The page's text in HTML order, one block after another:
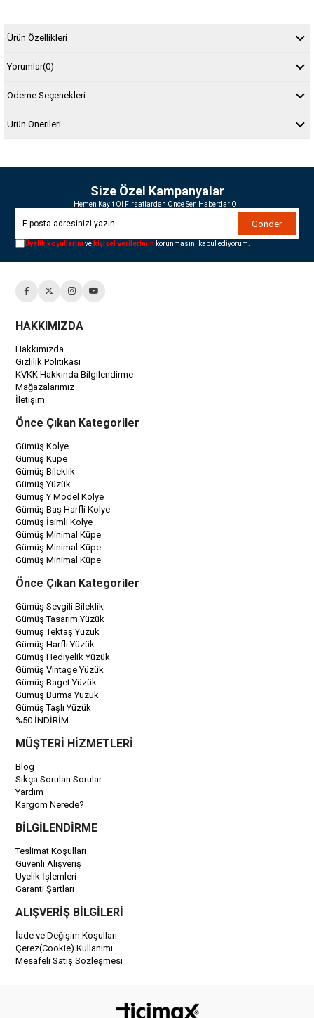
Ürün Özellikleri
Yorumlar(0)
Ödeme Seçenekleri
Ürün Önerileri
Size Özel Kampanyalar
Hemen Kayıt Ol Fırsatlardan Önce Sen Haberdar Ol!
Gönder
Üyelik koşullarınıve kişisel verilerimin korunmasını kabul ediyorum.
HAKKIMIZDA
Hakkımızda
Gizlilik Politikası
KVKK Hakkında Bilgilendirme
Mağazalarımız
İletişim
Önce Çıkan Kategoriler
Gümüş Kolye
Gümüş Küpe
Gümüş Bileklik
Gümüş Yüzük
Gümüş Y Model Kolye
Gümüş Baş Harfli Kolye
Gümüş İsimli Kolye
Gümüş Minimal Küpe
Gümüş Minimal Küpe
Gümüş Minimal Küpe
Önce Çıkan Kategoriler
Gümüş Sevgili Bileklik
Gümüş Tasarım Yüzük
Gümüş Tektaş Yüzük
Gümüş Harfli Yüzük
Gümüş Hediyelik Yüzük
Gümüş Vintage Yüzük
Gümüş Baget Yüzük
Gümüş Burma Yüzük
Gümüş Taşlı Yüzük
%50 İNDİRİM
MÜŞTERİ HİZMETLERİ
Blog
Sıkça Sorulan Sorular
Yardım
Kargom Nerede?
BİLGİLENDİRME
Teslimat Koşulları
Güvenli Alışveriş
Üyelik İşlemleri
Garanti Şartları
ALIŞVERİŞ BİLGİLERİ
İade ve Değişim Koşulları
Çerez(Cookie) Kullanımı
Mesafeli Satış Sözleşmesi